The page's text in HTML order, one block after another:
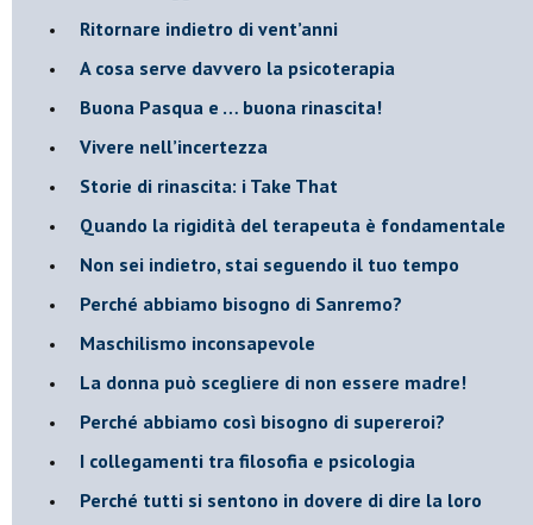
Ritornare indietro di vent’anni
​A cosa serve davvero la psicoterapia
​Buona Pasqua e … buona rinascita!
​Vivere nell’incertezza
​Storie di rinascita: i Take That
​Quando la rigidità del terapeuta è fondamentale
​Non sei indietro, stai seguendo il tuo tempo
​Perché abbiamo bisogno di Sanremo?
​Maschilismo inconsapevole
​La donna può scegliere di non essere madre!
​Perché abbiamo così bisogno di supereroi?
​I collegamenti tra filosofia e psicologia
​Perché tutti si sentono in dovere di dire la loro